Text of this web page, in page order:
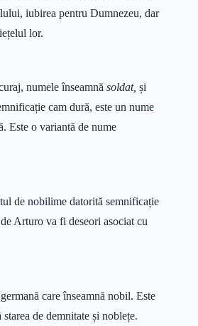
iubirea pentru Dumnezeu, dar
lor.
numele înseamnă soldat, și
cam dură, este un nume
Este o variantă de nume
de nobilime datorită semnificație
Arturo va fi deseori asociat cu
care înseamnă nobil. Este
de demnitate și noblețe.